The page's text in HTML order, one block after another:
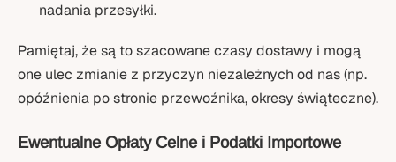
nadania przesyłki.
Pamiętaj, że są to szacowane czasy dostawy i mogą
one ulec zmianie z przyczyn niezależnych od nas (np.
opóźnienia po stronie przewoźnika, okresy świąteczne).
Ewentualne Opłaty Celne i Podatki Importowe